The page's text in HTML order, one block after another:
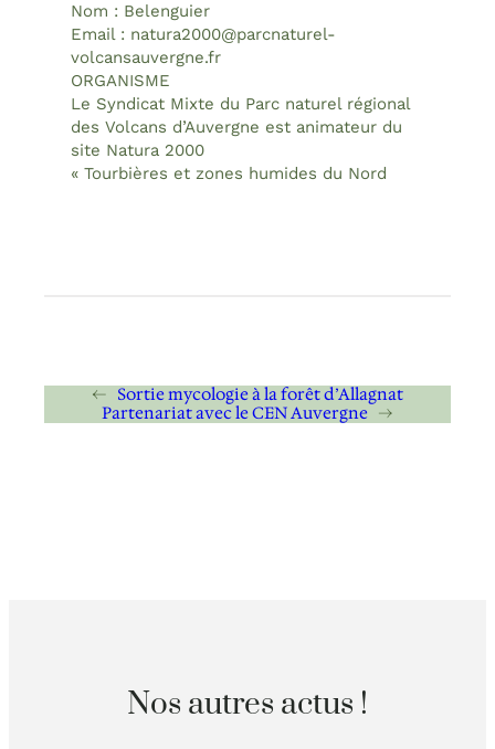
Nom : Belenguier
Email : natura2000@parcnaturel-
volcansauvergne.fr
ORGANISME
Le Syndicat Mixte du Parc naturel régional
des Volcans d’Auvergne est animateur du
site Natura 2000
« Tourbières et zones humides du Nord
← Sortie mycologie à la forêt d’Allagnat
Partenariat avec le CEN Auvergne →
Nos autres actus !